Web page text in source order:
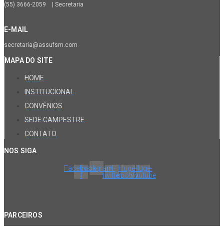
(55) 3666-2059 | Secretaria
E-MAIL
secretaria@assufsm.com
MAPA DO SITE
HOME
INSTITUCIONAL
CONVÊNIOS
SEDE CAMPESTRE
CONTATO
NOS SIGA
Facebook-
f
InstagramX-
twitter
Huge-
spotify
Huge-
youtube
PARCEIROS